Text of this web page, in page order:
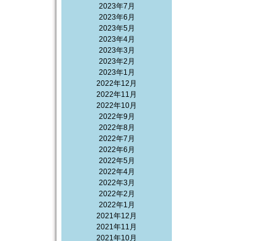
2023年7月
2023年6月
2023年5月
2023年4月
2023年3月
2023年2月
2023年1月
2022年12月
2022年11月
2022年10月
2022年9月
2022年8月
2022年7月
2022年6月
2022年5月
2022年4月
2022年3月
2022年2月
2022年1月
2021年12月
2021年11月
2021年10月